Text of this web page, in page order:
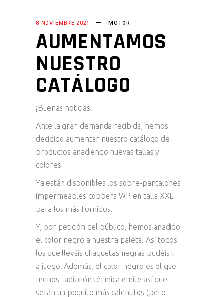
8 NOVIEMBRE 2021 MOTOR
AUMENTAMOS
NUESTRO
CATÁLOGO
¡Buenas noticias!
Ante la gran demanda recibida, hemos
decidido aumentar nuestro catálogo de
productos añadiendo nuevas tallas y
colores.
Ya están disponibles los sobre-pantalones
impermeables cobbers WP en talla XXL
para los más fornidos.
Y, por petición del público, hemos añadido
el color negro a nuestra paleta. Así todos
los que lleváis chaquetas negras podéis ir
a juego. Además, el color negro es el que
menos radiación térmica emite así que
serán un poquito más calentitos (pero